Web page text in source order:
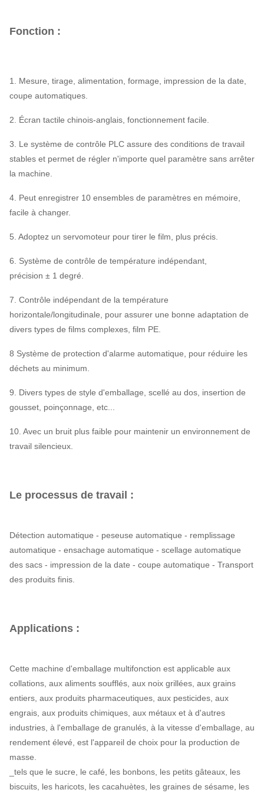
Fonction :
1. Mesure, tirage, alimentation, formage, impression de la date,
coupe automatiques.
2. Écran tactile chinois-anglais, fonctionnement facile.
3. Le système de contrôle PLC assure des conditions de travail
stables et permet de régler n'importe quel paramètre sans arrêter
la machine.
4. Peut enregistrer 10 ensembles de paramètres en mémoire,
facile à changer.
5. Adoptez un servomoteur pour tirer le film, plus précis.
6. Système de contrôle de température indépendant,
précision ± 1 degré.
7. Contrôle indépendant de la température
horizontale/longitudinale, pour assurer une bonne adaptation de
divers types de films complexes, film PE.
8 Système de protection d'alarme automatique, pour réduire les
déchets au minimum.
9. Divers types de style d'emballage, scellé au dos, insertion de
gousset, poinçonnage, etc...
10. Avec un bruit plus faible pour maintenir un environnement de
travail silencieux.
Le processus de travail :
Détection automatique - peseuse automatique - remplissage
automatique - ensachage automatique - scellage automatique
des sacs - impression de la date - coupe automatique - Transport
des produits finis.
Applications :
Cette machine d'emballage multifonction est applicable aux
collations, aux aliments soufflés, aux noix grillées, aux grains
entiers, aux produits pharmaceutiques, aux pesticides, aux
engrais, aux produits chimiques, aux métaux et à d'autres
industries, à l'emballage de granulés, à la vitesse d'emballage, au
rendement élevé, est l'appareil de choix pour la production de
masse.
_tels que le sucre, le café, les bonbons, les petits gâteaux, les
biscuits, les haricots, les cacahuètes, les graines de sésame, les